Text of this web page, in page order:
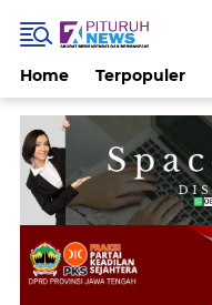
Home Terpopuler